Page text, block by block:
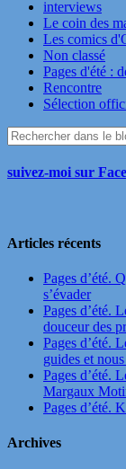
interviews
Le coin des
Les comics
Non classé
Pages d'été :
Rencontre
Sélection
suivez-moi sur
Articles récents
Pages d’été.
s’évader
Pages d’été.
douceur des
Pages d’été.
guides et
Pages d’été.
Margaux
Pages d’été.
Archives